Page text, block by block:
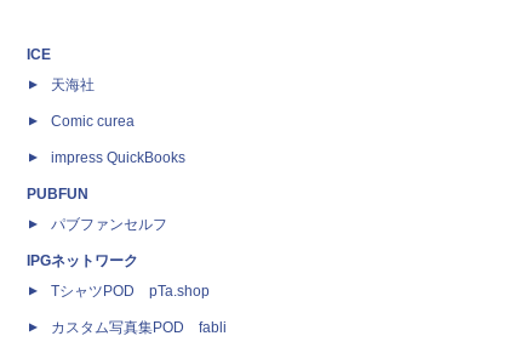
ICE
天海社
Comic curea
impress QuickBooks
PUBFUN
パブファンセルフ
IPGネットワーク
TシャツPOD pTa.shop
カスタム写真集POD fabli